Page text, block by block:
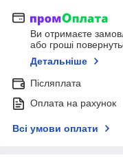
Ви отримаєте
або гроші
Детальніше
Післяплата
Оплата на рахунок
Всі умови оплати